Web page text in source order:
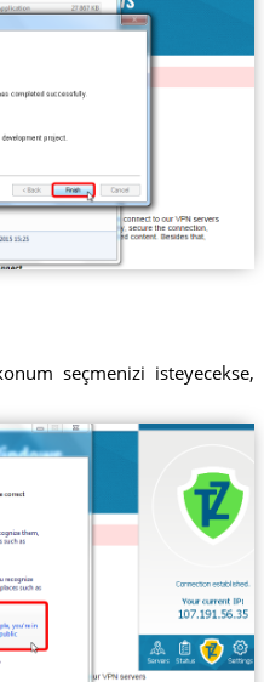
seçmenizi isteyecekse,